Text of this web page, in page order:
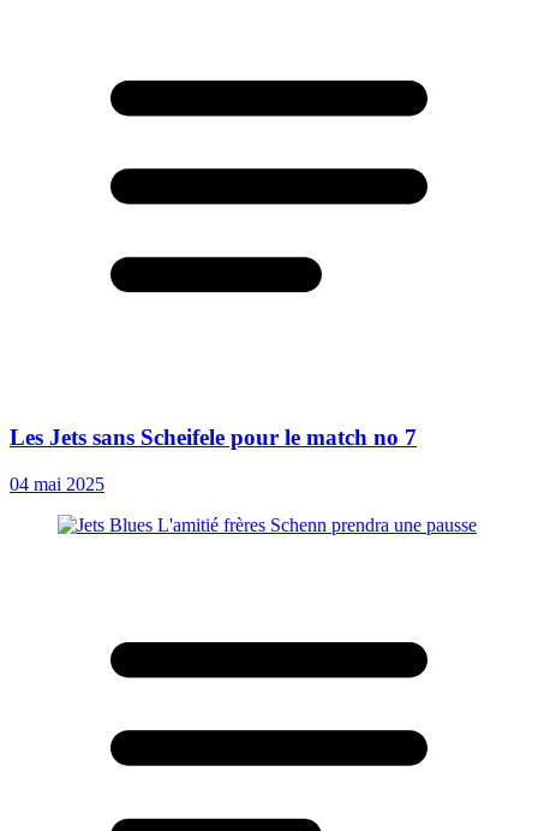
Les Jets sans Scheifele pour le match no 7
04 mai 2025